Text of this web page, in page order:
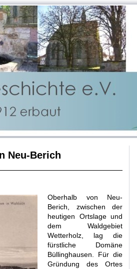
Neu-Berich
Oberhalb von Neu-
Berich, zwischen der
heutigen Ortslage und
dem Waldgebiet
Wetterholz, lag die
fürstliche Domäne
Büllinghausen. Für die
Gründung des Ortes